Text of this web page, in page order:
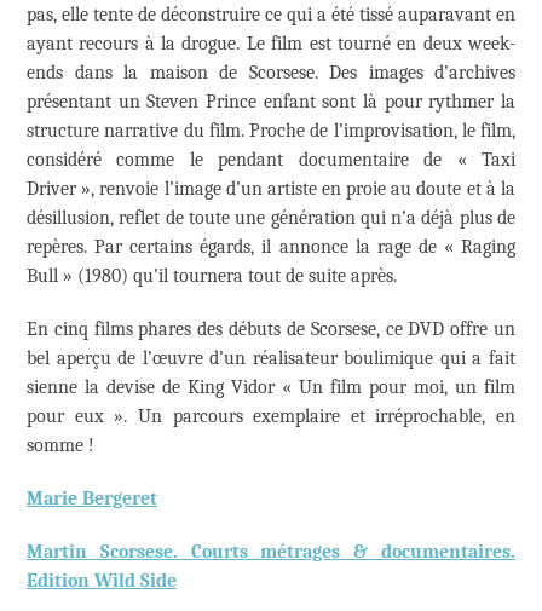
pas, elle tente de déconstruire ce qui a été tissé auparavant en
ayant recours à la drogue. Le film est tourné en deux week-
ends dans la maison de Scorsese. Des images d’archives
présentant un Steven Prince enfant sont là pour rythmer la
structure narrative du film. Proche de l’improvisation, le film,
considéré comme le pendant documentaire de « Taxi
Driver », renvoie l’image d’un artiste en proie au doute et à la
désillusion, reflet de toute une génération qui n’a déjà plus de
repères. Par certains égards, il annonce la rage de « Raging
Bull » (1980) qu’il tournera tout de suite après.
En cinq films phares des débuts de Scorsese, ce DVD offre un
bel aperçu de l’œuvre d’un réalisateur boulimique qui a fait
sienne la devise de King Vidor « Un film pour moi, un film
pour eux ». Un parcours exemplaire et irréprochable, en
somme !
Marie Bergeret
Martin Scorsese. Courts métrages & documentaires.
Edition Wild Side